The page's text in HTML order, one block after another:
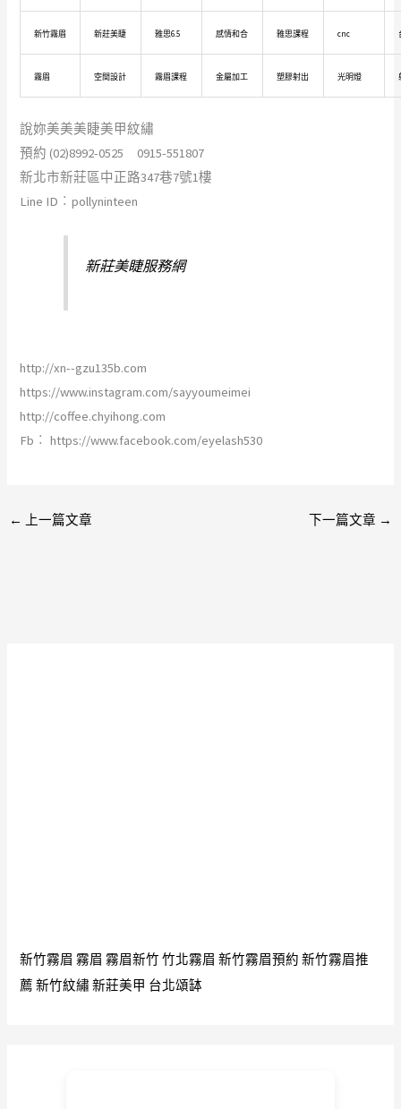
新竹霧眉 新莊美睫 雅思6.5 感情和合 雅思課程 cnc
霧眉 空間設計 霧眉課程 金屬加工 塑膠射出 光明燈
說妳美美美睫美甲紋繡
預約 (02)8992-0525 0915-551807
新北市新莊區中正路347巷7號1樓
Line ID︰pollyninteen
新莊美睫服務網
http://xn--gzu135b.com
https://www.instagram.com/sayyoumeimei
http://coffee.chyihong.com
Fb︰ https://www.facebook.com/eyelash530
← 上一篇文章 下一篇文章 →
新竹霧眉 霧眉 霧眉新竹 竹北霧眉 新竹霧眉預約 新竹霧眉推
薦 新竹紋繡 新莊美甲 台北頌缽